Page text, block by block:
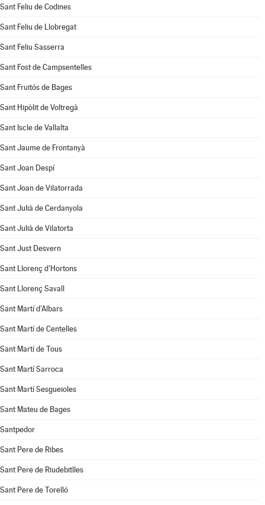
Sant Feliu de Codines
Sant Feliu de Llobregat
Sant Feliu Sasserra
Sant Fost de Campsentelles
Sant Fruitós de Bages
Sant Hipòlit de Voltregà
Sant Iscle de Vallalta
Sant Jaume de Frontanyà
Sant Joan Despí
Sant Joan de Vilatorrada
Sant Julià de Cerdanyola
Sant Julià de Vilatorta
Sant Just Desvern
Sant Llorenç d'Hortons
Sant Llorenç Savall
Sant Martí d'Albars
Sant Martí de Centelles
Sant Martí de Tous
Sant Martí Sarroca
Sant Martí Sesgueioles
Sant Mateu de Bages
Santpedor
Sant Pere de Ribes
Sant Pere de Riudebitlles
Sant Pere de Torelló